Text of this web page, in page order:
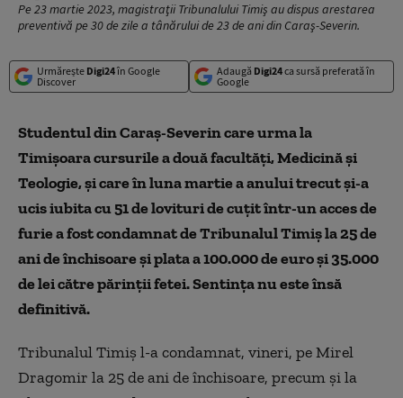
Pe 23 martie 2023, magistraţii Tribunalului Timiş au dispus arestarea
preventivă pe 30 de zile a tânărului de 23 de ani din Caraş-Severin.
Urmărește Digi24în Google
Discover
Adaugă Digi24ca sursă preferată în
Google
Studentul din Caraş-Severin care urma la
Timişoara cursurile a două facultăţi, Medicină şi
Teologie, şi care în luna martie a anului trecut şi-a
ucis iubita cu 51 de lovituri de cuţit într-un acces de
furie a fost condamnat de Tribunalul Timiş la 25 de
ani de închisoare şi plata a 100.000 de euro şi 35.000
de lei către părinţii fetei. Sentinţa nu este însă
definitivă.
Tribunalul Timiş l-a condamnat, vineri, pe Mirel
Dragomir la 25 de ani de închisoare, precum şi la